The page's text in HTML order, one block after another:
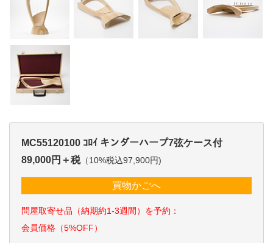
MC55120100 ｺﾛｲ キンダーハープ7弦ケース付
89,000円＋税（10%税込97,900円)
買物かごへ
問屋取寄せ品（納期約1-3週間）を予約：
会員価格（5%OFF）